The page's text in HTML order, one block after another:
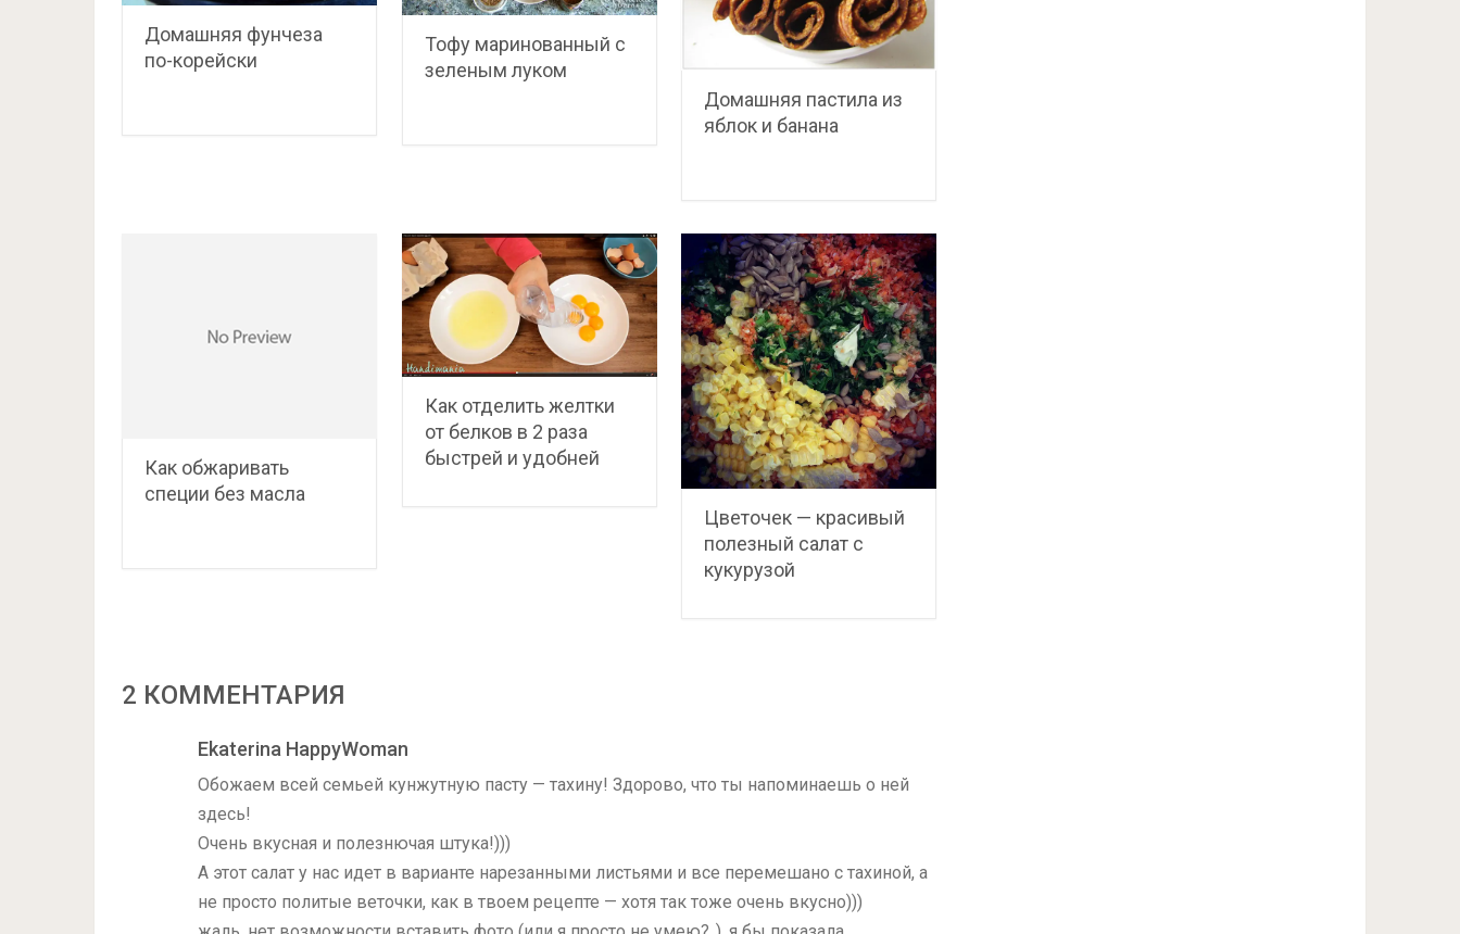
Домашняя фунчеза
по-корейски
Тофу маринованный с
зеленым луком
Домашняя пастила из
яблок и банана
Как обжаривать
специи без масла
Как отделить желтки
от белков в 2 раза
быстрей и удобней
Цветочек — красивый
полезный салат с
кукурузой
2 КОММЕНТАРИЯ
Ekaterina HappyWoman
Обожаем всей семьей кунжутную пасту — тахину! Здорово, что ты напоминаешь о ней
здесь!
Очень вкусная и полезнючая штука!)))
А этот салат у нас идет в варианте нарезанными листьями и все перемешано с тахиной, а
не просто политые веточки, как в твоем рецепте — хотя так тоже очень вкусно)))